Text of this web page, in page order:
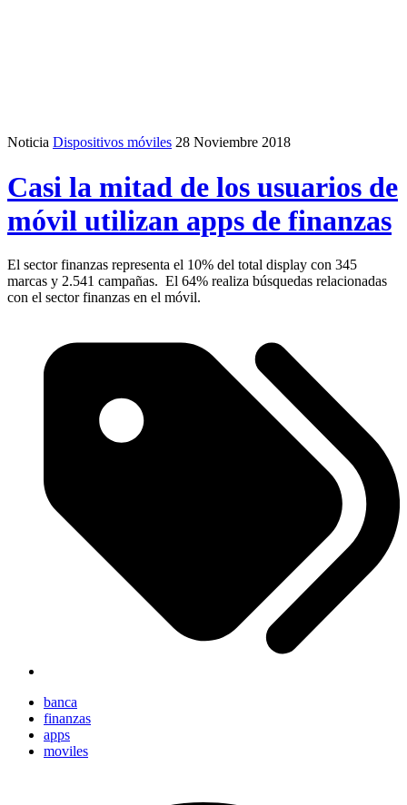
Noticia Dispositivos móviles 28 Noviembre 2018
Casi la mitad de los usuarios de
móvil utilizan apps de finanzas
El sector finanzas representa el 10% del total display con 345
marcas y 2.541 campañas. El 64% realiza búsquedas relacionadas
con el sector finanzas en el móvil.
banca
finanzas
apps
moviles